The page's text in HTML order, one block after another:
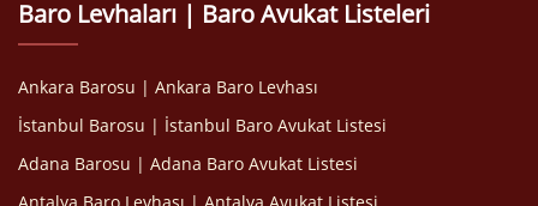
Baro Levhaları | Baro Avukat Listeleri
Ankara Barosu | Ankara Baro Levhası
İstanbul Barosu | İstanbul Baro Avukat Listesi
Adana Barosu | Adana Baro Avukat Listesi
Antalya Baro Levhası | Antalya Avukat Listesi